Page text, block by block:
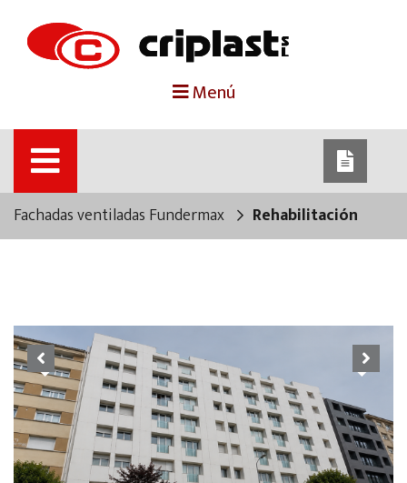
Menú
portada
criplast
trabajos destacados
contacto
Fachadas ventiladas Fundermax Rehabilitación
Previous Next